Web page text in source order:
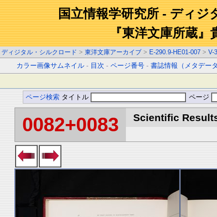
国立情報学研究所 - ディジ
『東洋文庫所蔵』
ディジタル・シルクロード > 東洋文庫アーカイブ > E-290.9-HE01-007 > V-3
カラー画像サムネイル - 目次 -ページ番号 -書誌情報（メタデー
ページ検索 タイトル ページ
0082+0083 Scientific